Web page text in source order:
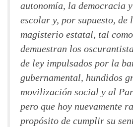
autonomía, la democracia
escolar y, por supuesto, de
magisterio estatal, tal
demuestran los
de ley impulsados por la
gubernamental, hundidos
movilización social y al
pero que hoy nuevamente
propósito de cumplir su